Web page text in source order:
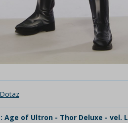
Dotaz
Age of Ultron - Thor Deluxe - vel. L